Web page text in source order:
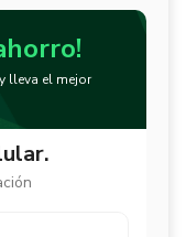
lleva el mejor